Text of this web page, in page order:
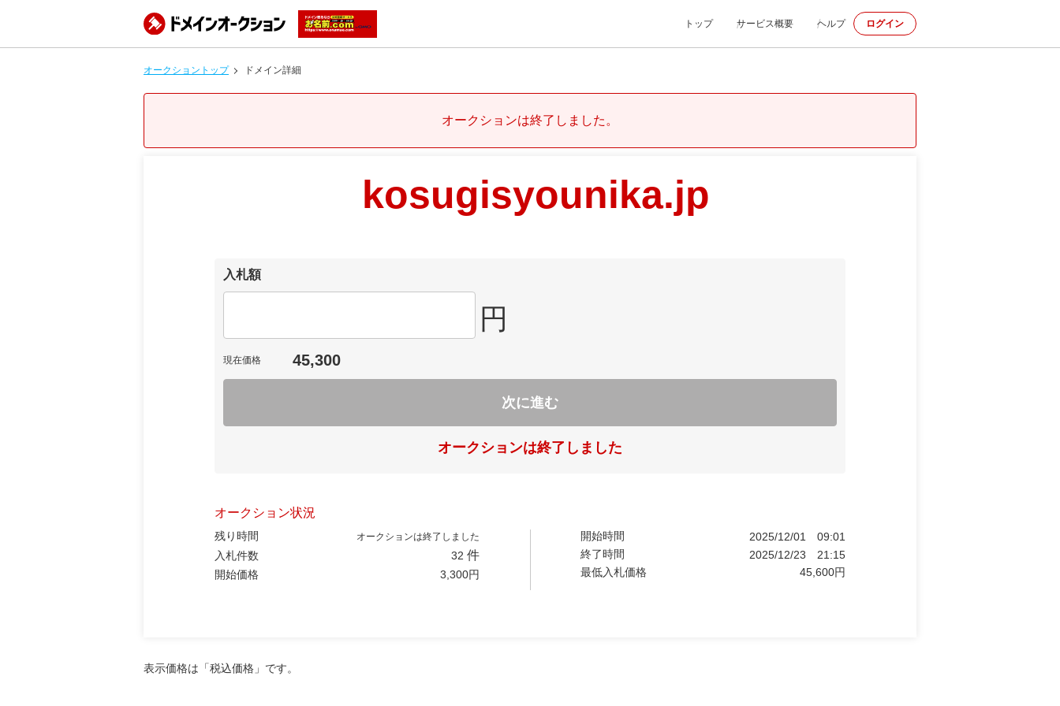
トップ サービス概要 ヘルプ ログイン
オークショントップ ドメイン詳細
オークションは終了しました。
kosugisyounika.jp
入札額
円
現在価格 45,300
次に進む
オークションは終了しました
オークション状況
残り時間 オークションは終了しました
入札件数 32 件
開始価格 3,300円
開始時間 2025/12/01
09:01
終了時間
2025/12/23
21:15
最低入札価格
45,600円
表示価格は「税込価格」です。